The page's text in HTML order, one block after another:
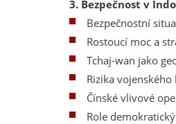
3. Bezpečnost v
Bezpečnostní
Rostoucí moc a
Tchaj-wan jako
Rizika
Čínské vlivové
Role